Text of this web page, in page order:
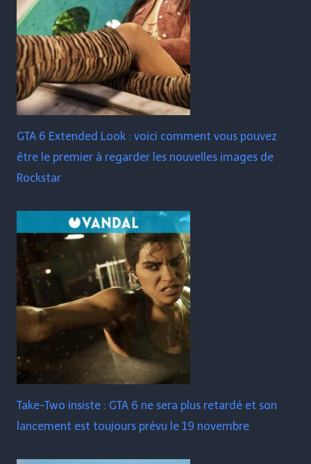
GTA 6 Extended Look : voici comment vous pouvez
être le premier à regarder les nouvelles images de
Rockstar
Take-Two insiste : GTA 6 ne sera plus retardé et son
lancement est toujours prévu le 19 novembre